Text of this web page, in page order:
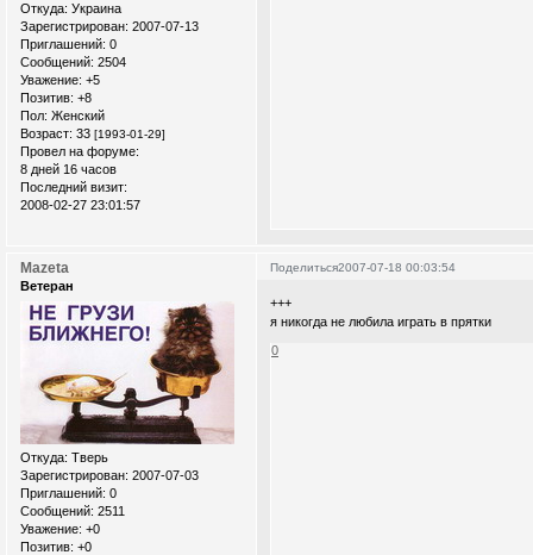
Откуда: Украина
Зарегистрирован: 2007-07-13
Приглашений: 0
Сообщений: 2504
Уважение: +5
Позитив: +8
Пол: Женский
Возраст: 33 [1993-01-29]
Провел на форуме:
8 дней 16 часов
Последний визит:
2008-02-27 23:01:57
Поделиться2007-07-18 00:03:54
Mazeta
Ветеран
Откуда: Тверь
Зарегистрирован: 2007-07-03
Приглашений: 0
Сообщений: 2511
Уважение: +0
Позитив: +0
+++
я никогда не любила играть в прятки
0